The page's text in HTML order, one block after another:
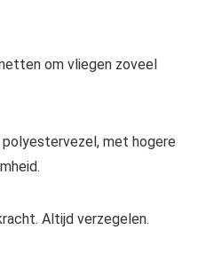
om vliegen zoveel
polyestervezel, met hogere
Altijd verzegelen.